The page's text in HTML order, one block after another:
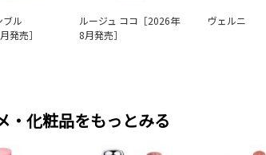
ブル
発売］
ルージュ ココ［2026年
8月発売］
ヴェルニ
・化粧品をもっとみる